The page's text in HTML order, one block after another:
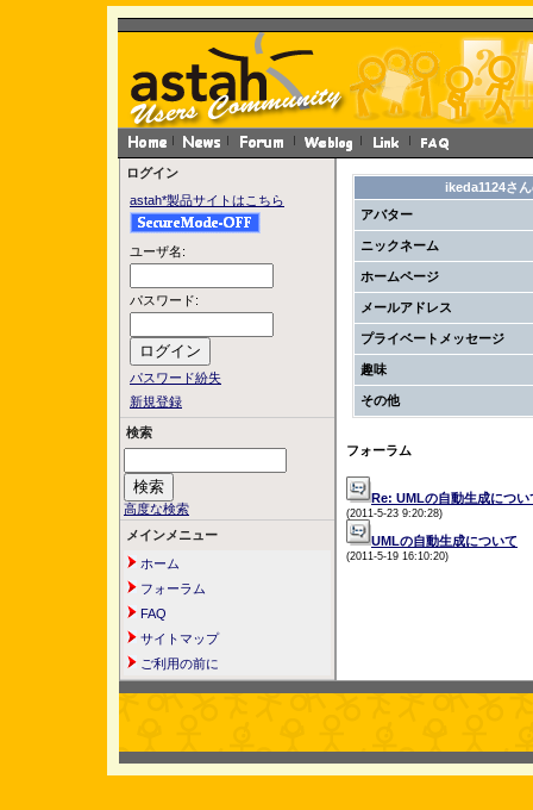
ログイン
astah*製品サイトはこちら
ユーザ名:
パスワード:
パスワード紛失
新規登録
検索
高度な検索
メインメニュー
ホーム
フォーラム
FAQ
サイトマップ
ご利用の前に
ikeda1124さ
アバター
ニックネーム
ホームページ
メールアドレス
プライベートメッセージ
趣味
その他
フォーラム
Re: UMLの自動生成につい
(2011-5-23 9:20:28)
UMLの自動生成について
(2011-5-19 16:10:20)